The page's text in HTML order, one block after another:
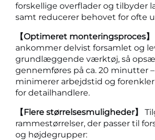
forskellige overflader og tilbyder
samt reducerer behovet for ofte
【Optimeret monteringsproces】
ankommer delvist forsamlet og
grundlæggende værktøj, så
gennemføres på ca. 20 minutter
minimerer arbejdstid og
for detailhandlere.
【Flere størrelsesmuligheder】
rammestørrelser, der passer til
og højdegrupper: